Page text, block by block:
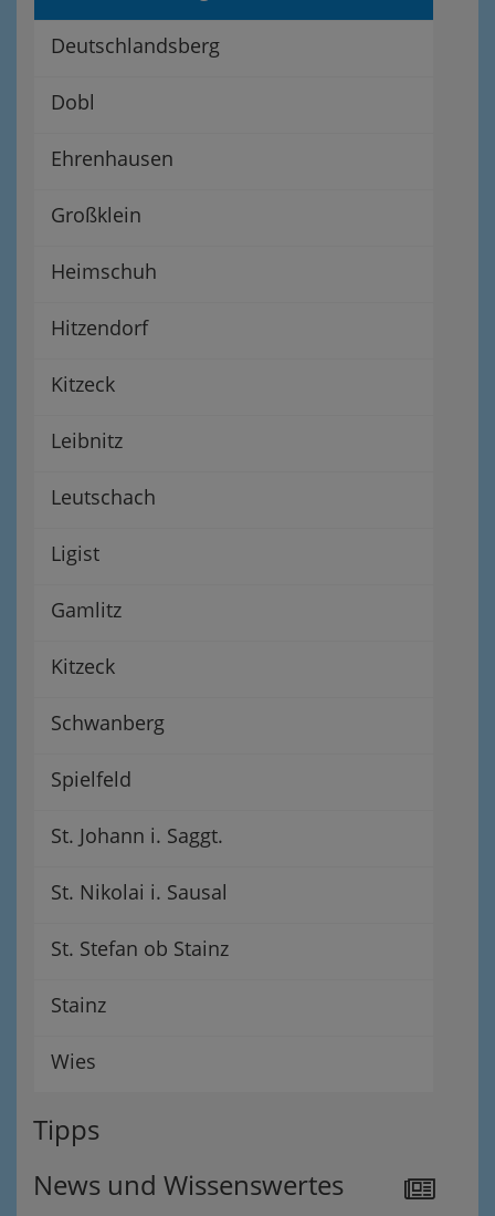
Deutschlandsberg
Dobl
Ehrenhausen
Großklein
Heimschuh
Hitzendorf
Kitzeck
Leibnitz
Leutschach
Ligist
Gamlitz
Kitzeck
Schwanberg
Spielfeld
St. Johann i. Saggt.
St. Nikolai i. Sausal
St. Stefan ob Stainz
Stainz
Wies
Tipps
News und Wissenswertes